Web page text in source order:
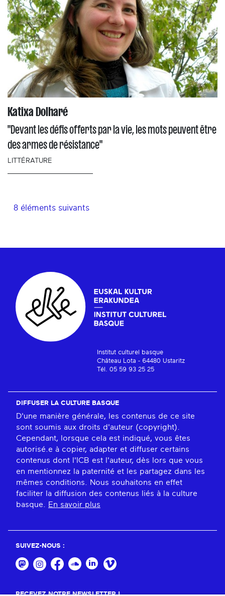
Katixa Dolharé
"Devant les défis offerts par la vie, les mots peuvent être
des armes de résistance"
LITTÉRATURE
8 éléments suivants
Institut culturel basque
Château Lota - 64480 Ustaritz
Tél. 05 59 93 25 25
DIFFUSER LA CULTURE BASQUE
D'une manière générale, les contenus de ce site
sont soumis aux droits d'auteur (copyright).
Cependant, lorsque cela est indiqué, vous êtes
autorisé.e à copier, adapter et diffuser certains
contenus dont l'ICB est l'auteur, dès lors que vous
en mentionnez la paternité et les partagez dans les
mêmes conditions. Nous souhaitons en effet
faciliter la diffusion des contenus liés à la culture
basque.
En savoir plus
SUIVEZ-NOUS :
RECEVEZ NOTRE NEWSLETTER !